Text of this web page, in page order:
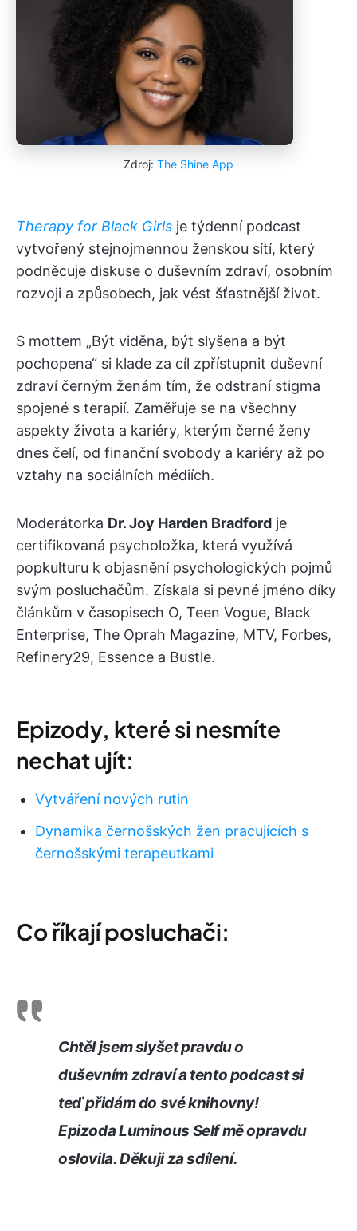
Zdroj: The Shine App
Therapy for Black Girls je týdenní podcast
vytvořený stejnojmennou ženskou sítí, který
podněcuje diskuse o duševním zdraví, osobním
rozvoji a způsobech, jak vést šťastnější život.
S mottem „Být viděna, být slyšena a být
pochopena“ si klade za cíl zpřístupnit duševní
zdraví černým ženám tím, že odstraní stigma
spojené s terapií. Zaměřuje se na všechny
aspekty života a kariéry, kterým černé ženy
dnes čelí, od finanční svobody a kariéry až po
vztahy na sociálních médiích.
Moderátorka Dr. Joy Harden Bradford je
certifikovaná psycholožka, která využívá
popkulturu k objasnění psychologických pojmů
svým posluchačům. Získala si pevné jméno díky
článkům v časopisech O, Teen Vogue, Black
Enterprise, The Oprah Magazine, MTV, Forbes,
Refinery29, Essence a Bustle.
Epizody, které si nesmíte
nechat ujít:
Vytváření nových rutin
Dynamika černošských žen pracujících s
černošskými terapeutkami
Co říkají posluchači:
Chtěl jsem slyšet pravdu o
duševním zdraví a tento podcast si
teď přidám do své knihovny!
Epizoda Luminous Self mě opravdu
oslovila. Děkuji za sdílení.